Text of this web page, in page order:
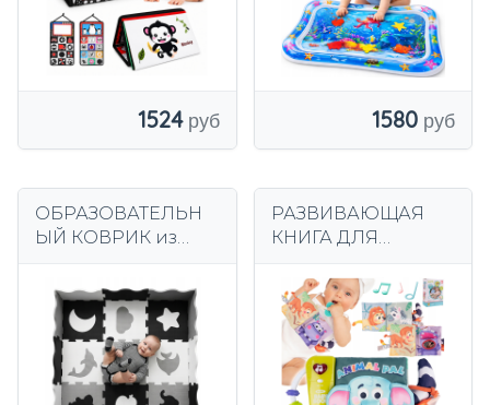
1524 1580
ОБРАЗОВАТЕЛЬН
ЫЙ КОВРИК из
Puzzle Манеж Пол
34 шт. 126 см
РАЗВИВАЮЩАЯ
КНИГА ДЛЯ
СЕНСОРНЫЕ
ДЖУНЛИ,
ПРОРЕЗЫЧКА,
ЗЕРКАЛО